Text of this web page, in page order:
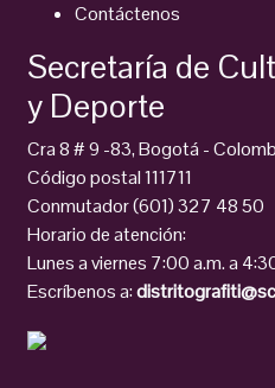
Contáctenos
Secretaría de
y Deporte
Cra 8 # 9 -83, Bogotá -
Código postal 111711
Conmutador (601) 327 48 50
Horario de atención:
Lunes a viernes 7:00 a.m. a
Escríbenos a: